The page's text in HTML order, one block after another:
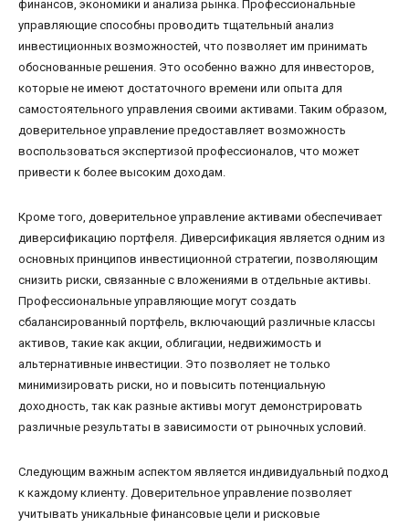
финансов, экономики и анализа рынка. Профессиональные
управляющие способны проводить тщательный анализ
инвестиционных возможностей, что позволяет им принимать
обоснованные решения. Это особенно важно для инвесторов,
которые не имеют достаточного времени или опыта для
самостоятельного управления своими активами. Таким образом,
доверительное управление предоставляет возможность
воспользоваться экспертизой профессионалов, что может
привести к более высоким доходам.
Кроме того, доверительное управление активами обеспечивает
диверсификацию портфеля. Диверсификация является одним из
основных принципов инвестиционной стратегии, позволяющим
снизить риски, связанные с вложениями в отдельные активы.
Профессиональные управляющие могут создать
сбалансированный портфель, включающий различные классы
активов, такие как акции, облигации, недвижимость и
альтернативные инвестиции. Это позволяет не только
минимизировать риски, но и повысить потенциальную
доходность, так как разные активы могут демонстрировать
различные результаты в зависимости от рыночных условий.
Следующим важным аспектом является индивидуальный подход
к каждому клиенту. Доверительное управление позволяет
учитывать уникальные финансовые цели и рисковые